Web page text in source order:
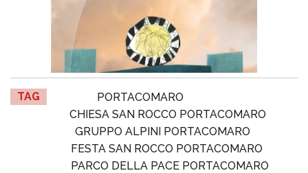
TAG
PORTACOMARO
CHIESA SAN ROCCO PORTACOMARO
GRUPPO ALPINI PORTACOMARO
FESTA SAN ROCCO PORTACOMARO
PARCO DELLA PACE PORTACOMARO